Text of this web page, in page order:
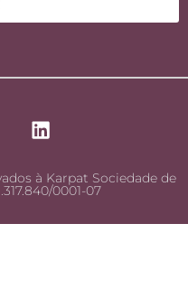
à Karpat Sociedade de
0001-07